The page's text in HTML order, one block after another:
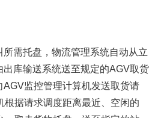
需托盘，物流管理系统自动从立
库输送系统送至规定的AGV取货
监控管理计算机发送取货请
根据请求调度距离最近、空闲的